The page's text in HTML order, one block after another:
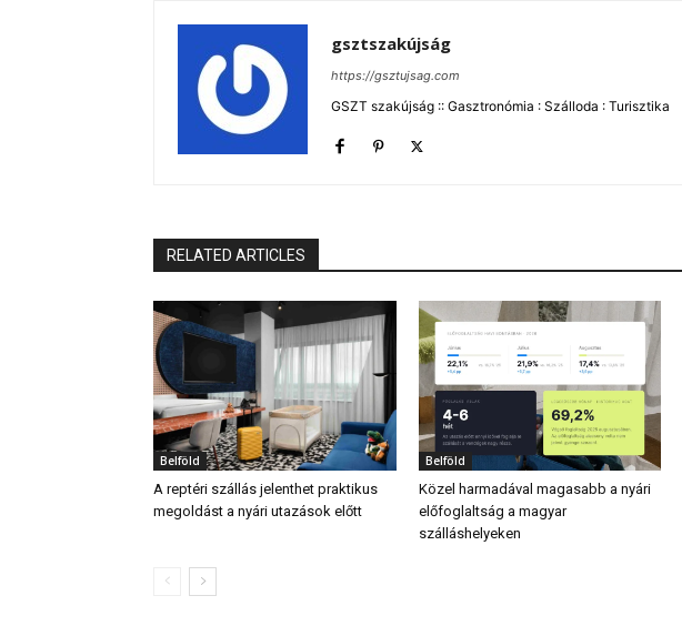
gsztszakújság
https://gsztujsag.com
GSZT szakújság :: Gasztronómia : Szálloda : Turisztika
RELATED ARTICLES
Belföld
A reptéri szállás jelenthet praktikus
megoldást a nyári utazások előtt
Belföld
Közel harmadával magasabb a nyári
előfoglaltság a magyar
szálláshelyeken